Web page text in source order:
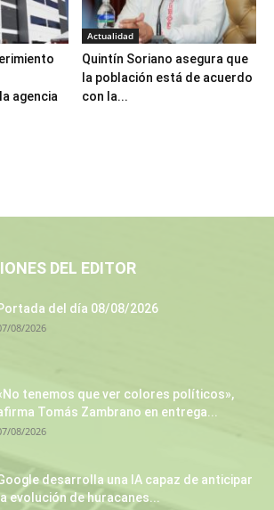
agencia
Actualidad
Quintín Soriano asegura que
la población está de acuerdo
con la...
DEL EDITOR
del día 08/08/2026
08/2026
tenemos que ver colores políticos»,
Tomás Zambrano en entrega...
08/2026
desarrolla una IA capaz de anticipar
evolución de huracanes...